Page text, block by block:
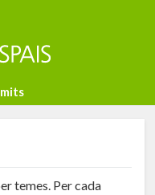
temes. Per cada